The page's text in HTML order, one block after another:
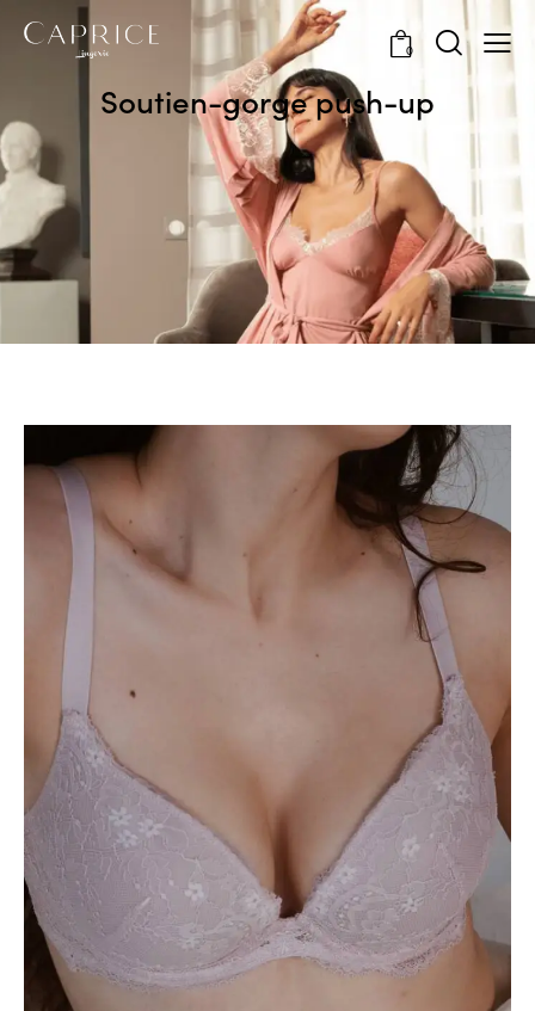
0
Soutien-gorge push-up